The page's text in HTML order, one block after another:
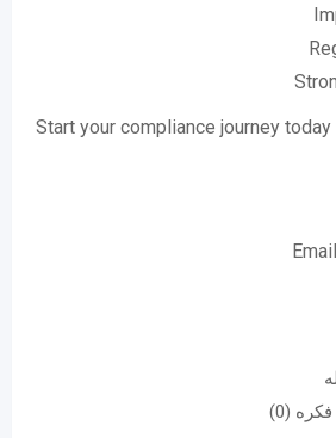
Start your compliance journey
(0)